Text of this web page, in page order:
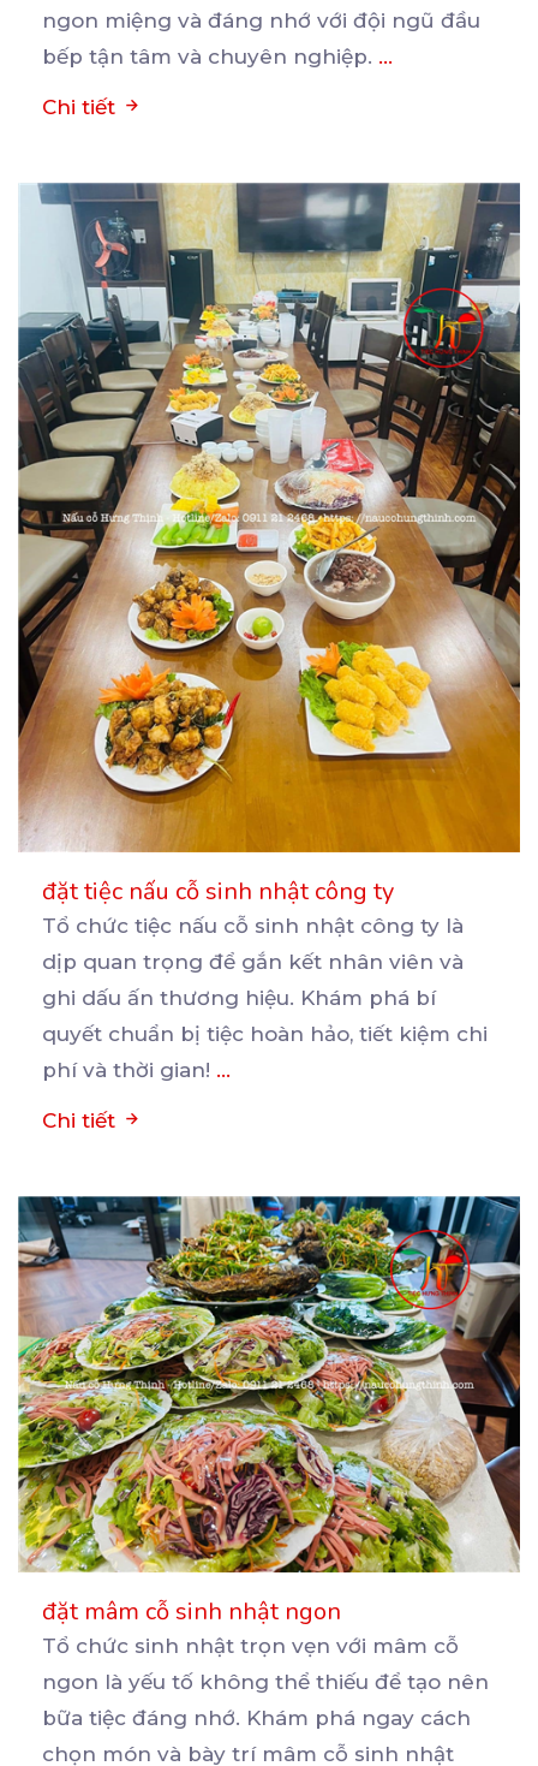
ngon miệng và đáng nhớ với đội ngũ đầu
bếp tận tâm và chuyên nghiệp. ...
Chi tiết
đặt tiệc nấu cỗ sinh nhật công ty
Tổ chức tiệc nấu cỗ sinh nhật công ty là
dịp quan trọng để gắn kết nhân viên và
ghi dấu ấn thương hiệu. Khám phá bí
quyết chuẩn bị tiệc hoàn hảo, tiết kiệm chi
phí và thời gian! ...
Chi tiết
đặt mâm cỗ sinh nhật ngon
Tổ chức sinh nhật trọn vẹn với mâm cỗ
ngon là yếu tố không thể thiếu để tạo nên
bữa tiệc đáng nhớ. Khám phá ngay cách
chọn món và bày trí mâm cỗ sinh nhật